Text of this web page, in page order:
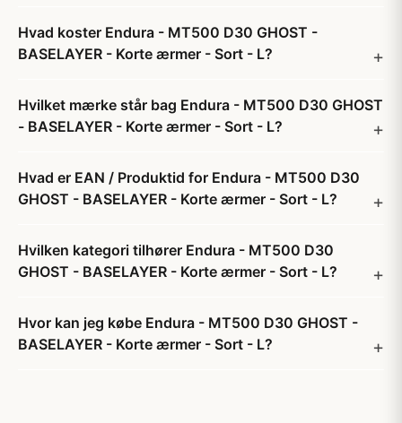
Hvad koster Endura - MT500 D30 GHOST -
BASELAYER - Korte ærmer - Sort - L?
Hvilket mærke står bag Endura - MT500 D30 GHOST
- BASELAYER - Korte ærmer - Sort - L?
Hvad er EAN / Produktid for Endura - MT500 D30
GHOST - BASELAYER - Korte ærmer - Sort - L?
Hvilken kategori tilhører Endura - MT500 D30
GHOST - BASELAYER - Korte ærmer - Sort - L?
Hvor kan jeg købe Endura - MT500 D30 GHOST -
BASELAYER - Korte ærmer - Sort - L?